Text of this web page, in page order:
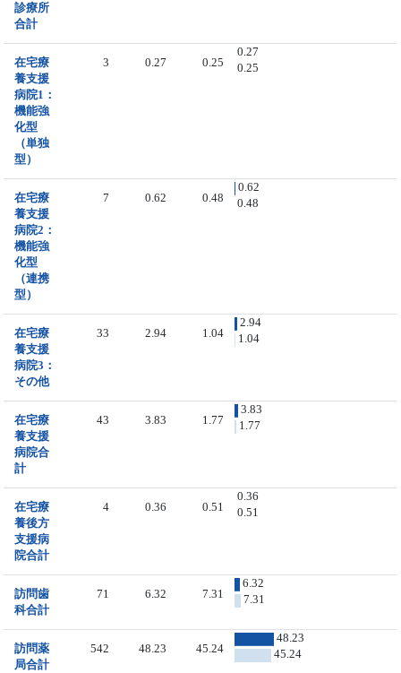
診療所
合計
在宅療
養支援
病院1：
機能強
化型
（単独
型）
3 0.27 0.25
0.27
0.25
在宅療
養支援
病院2：
機能強
化型
（連携
型）
7 0.62 0.48
0.62
0.48
在宅療
養支援
病院3：
その他
33 2.94 1.04
2.94
1.04
在宅療
養支援
病院合
計
43 3.83 1.77
3.83
1.77
在宅療
養後方
支援病
院合計
4 0.36 0.51
0.36
0.51
訪問歯
科合計
71 6.32 7.31
6.32
7.31
訪問薬
局合計
542 48.23 45.24
48.23
45.24